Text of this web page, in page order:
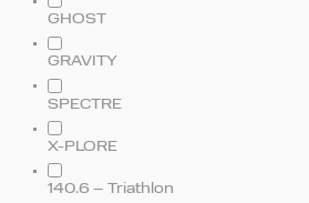
GHOST
GRAVITY
SPECTRE
X-PLORE
140.6 – Triathlon